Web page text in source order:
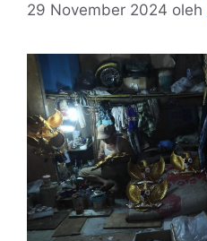
29 November 2024 oleh